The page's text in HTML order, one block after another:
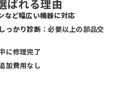
ばれる理由
など幅広い機器に対応
っかり診断 ：必要以上の部品交
に修理完了
加費用なし